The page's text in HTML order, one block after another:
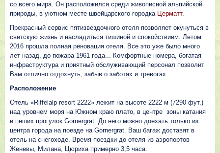
со всего мира. Он расположился среди живописной альпийской
природы, в уютном месте швейцарского городка Церматт.
Прекрасный сервис пятизвездочного отеля позволяет окунуться в
светскую жизнь и насладиться тишиной и спокойствием. Летом
2016 прошла полная реновация отеля. Все это уже было много
лет назад, до пожара 1961 года... Комфортные номера, богатая
инфраструктура и приятный обслуживающий персонал позволит
Вам отлично отдохнуть, забыв о заботах и тревогах.
Расположение
Отель «Riffelalp resort 2222» лежит на высоте 2222 м (7290 фут.)
над уровнем моря на Южном краю плато, в центре зоны катания
и пеших прогулок Gornergrat. До него можно доехать только из
центра города на поезде на Gornergrat. Ваш багаж доставят в
отель на снегоходе. Время поездки до отеля из аэропортов
Женевы, Милана, Цюриха примерно 3,5 часа.